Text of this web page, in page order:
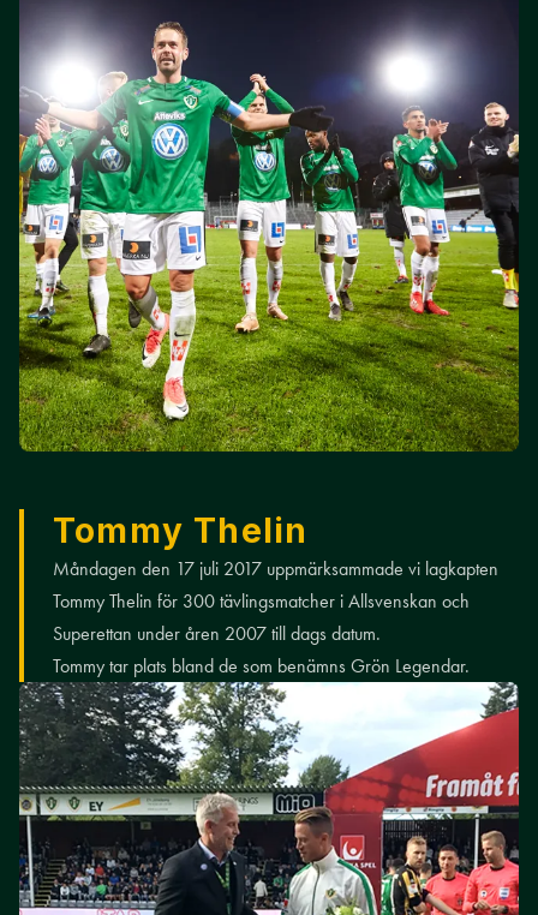
Tommy Thelin
Måndagen den 17 juli 2017 uppmärksammade vi lagkapten
Tommy Thelin för 300 tävlingsmatcher i Allsvenskan och
Superettan under åren 2007 till dags datum.
Tommy tar plats bland de som benämns Grön Legendar.